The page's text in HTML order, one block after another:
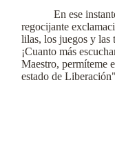
En ese
regocijante
lilas, los juegos y
¡Cuanto más
Maestro, permíteme
estado de